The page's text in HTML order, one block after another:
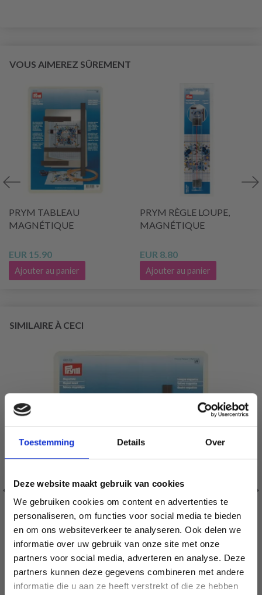
Toestemming Details Over
Deze website maakt gebruik van cookies
We gebruiken cookies om content en advertenties te
personaliseren, om functies voor social media te bieden
en om ons websiteverkeer te analyseren. Ook delen we
informatie over uw gebruik van onze site met onze
partners voor social media, adverteren en analyse. Deze
partners kunnen deze gegevens combineren met andere
informatie die u aan ze heeft verstrekt of die ze hebben
VOUS AIMEREZ SÛREMENT
PRYM TABLEAU
MAGNÉTIQUE
EUR 15.90
Ajouter au panier
PRYM RÈGLE LOUPE,
MAGNÉTIQUE
EUR 8.80
Ajouter au panier
SIMILAIRE À CECI
Économisez jusqu'à 50 %